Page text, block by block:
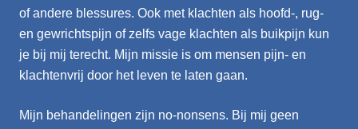
of andere blessures. Ook met klachten als hoofd-, rug-
en gewrichtspijn of zelfs vage klachten als buikpijn kun
je bij mij terecht. Mijn missie is om mensen pijn- en
klachtenvrij door het leven te laten gaan.
Mijn behandelingen zijn no-nonsens. Bij mij geen